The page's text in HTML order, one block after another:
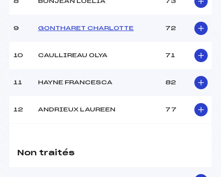
8 BONJEAN LOELIA 73
9 GONTHARET CHARLOTTE 72
10 CAULLIREAU OLYA 71
11 HAYNE FRANCESCA 82
12 ANDRIEUX LAUREEN 77
Non traités